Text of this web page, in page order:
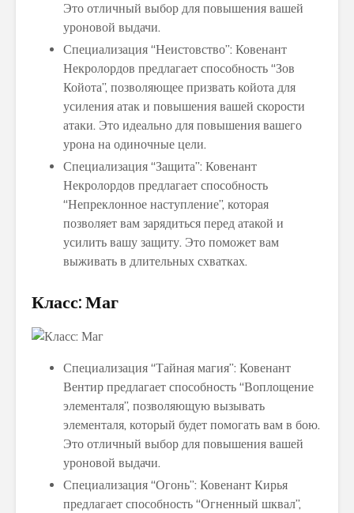
Это отличный выбор для повышения вашей
уроновой выдачи.
Специализация “Неистовство”: Ковенант
Некролордов предлагает способность “Зов
Койота”, позволяющее призвать койота для
усиления атак и повышения вашей скорости
атаки. Это идеально для повышения вашего
урона на одиночные цели.
Специализация “Защита”: Ковенант
Некролордов предлагает способность
“Непреклонное наступление”, которая
позволяет вам зарядиться перед атакой и
усилить вашу защиту. Это поможет вам
выживать в длительных схватках.
Класс: Маг
Специализация “Тайная магия”: Ковенант
Вентир предлагает способность “Воплощение
элементаля”, позволяющую вызывать
элементаля, который будет помогать вам в бою.
Это отличный выбор для повышения вашей
уроновой выдачи.
Специализация “Огонь”: Ковенант Кирья
предлагает способность “Огненный шквал”,